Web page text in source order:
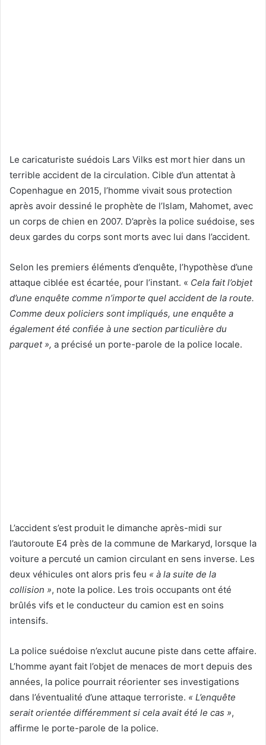
Le caricaturiste suédois Lars Vilks est mort hier dans un
terrible accident de la circulation. Cible d’un attentat à
Copenhague en 2015, l’homme vivait sous protection
après avoir dessiné le prophète de l’Islam, Mahomet, avec
un corps de chien en 2007. D’après la police suédoise, ses
deux gardes du corps sont morts avec lui dans l’accident.
Selon les premiers éléments d’enquête, l’hypothèse d’une
attaque ciblée est écartée, pour l’instant. « Cela fait l’objet
d’une enquête comme n’importe quel accident de la route.
Comme deux policiers sont impliqués, une enquête a
également été confiée à une section particulière du
parquet », a précisé un porte-parole de la police locale.
L’accident s’est produit le dimanche après-midi sur
l’autoroute E4 près de la commune de Markaryd, lorsque la
voiture a percuté un camion circulant en sens inverse. Les
deux véhicules ont alors pris feu « à la suite de la
collision », note la police. Les trois occupants ont été
brûlés vifs et le conducteur du camion est en soins
intensifs.
La police suédoise n’exclut aucune piste dans cette affaire.
L’homme ayant fait l’objet de menaces de mort depuis des
années, la police pourrait réorienter ses investigations
dans l’éventualité d’une attaque terroriste. « L’enquête
serait orientée différemment si cela avait été le cas »,
affirme le porte-parole de la police.